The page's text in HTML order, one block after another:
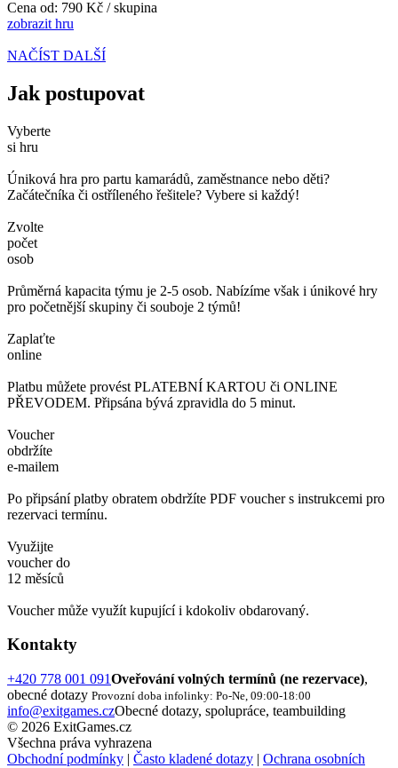
Cena od: 790 Kč / skupina
zobrazit hru
NAČÍST DALŠÍ
Jak postupovat
Vyberte
si hru
Úniková hra pro partu kamarádů, zaměstnance nebo děti?
Začátečníka či ostříleného řešitele? Vybere si každý!
Zvolte
počet
osob
Průměrná kapacita týmu je 2-5 osob. Nabízíme však i únikové hry
pro početnější skupiny či souboje 2 týmů!
Zaplaťte
online
Platbu můžete provést PLATEBNÍ KARTOU či ONLINE
PŘEVODEM. Připsána bývá zpravidla do 5 minut.
Voucher
obdržíte
e-mailem
Po připsání platby obratem obdržíte PDF voucher s instrukcemi pro
rezervaci termínu.
Využijte
voucher do
12 měsíců
Voucher může využít kupující i kdokoliv obdarovaný.
Kontakty
+420 778 001 091Oveřování volných termínů (ne rezervace),
obecné dotazy Provozní doba infolinky: Po-Ne, 09:00-18:00
info@exitgames.czObecné dotazy, spolupráce, teambuilding
© 2026 ExitGames.cz
Všechna práva vyhrazena
Obchodní podmínky | Často kladené dotazy | Ochrana osobních